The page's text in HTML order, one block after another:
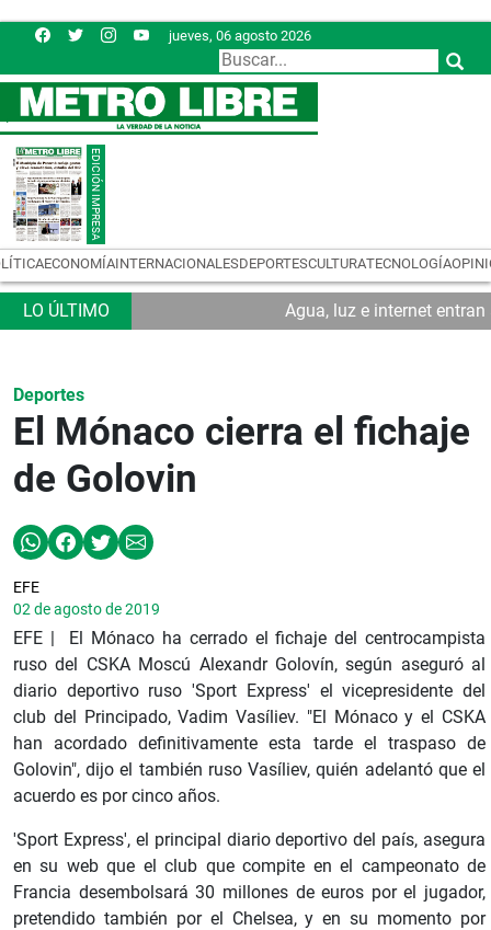
jueves, 06 agosto 2026
ECONOMÍAINTERNACIONALESDEPORTESCULTURATECNOLOGÍA
Agua, luz e internet
Deportes
El Mónaco cierra el fichaje
de Golovin
EFE
02 de agosto de 2019
EFE | El Mónaco ha cerrado el fichaje del centrocampista
ruso del CSKA Moscú Alexandr Golovín, según aseguró al
diario deportivo ruso 'Sport Express' el vicepresidente del
club del Principado, Vadim Vasíliev. "El Mónaco y el CSKA
han acordado definitivamente esta tarde el traspaso de
Golovin", dijo el también ruso Vasíliev, quién adelantó que el
acuerdo es por cinco años.
'Sport Express', el principal diario deportivo del país, asegura
en su web que el club que compite en el campeonato de
Francia desembolsará 30 millones de euros por el jugador,
pretendido también por el Chelsea, y en su momento por